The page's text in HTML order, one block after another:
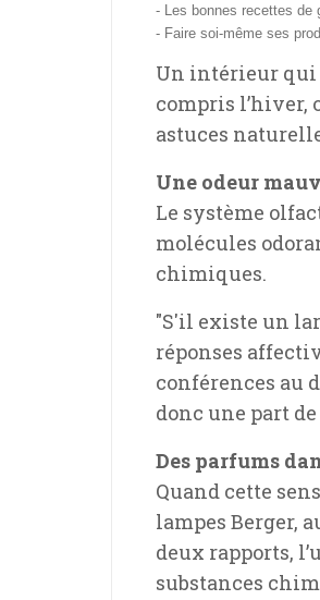
- Les bonnes recettes de
- Faire soi-même ses
Un intérieur qui
compris l’hiver,
astuces
Une odeur
Le système
molécules
chimiques.
"S'il existe un
réponses
conférences au
donc une part
Des parfums
Quand cette
lampes Berger,
deux rapports,
substances